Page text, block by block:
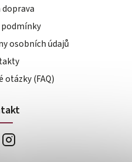
doprava
osobních údajů
otázky (FAQ)